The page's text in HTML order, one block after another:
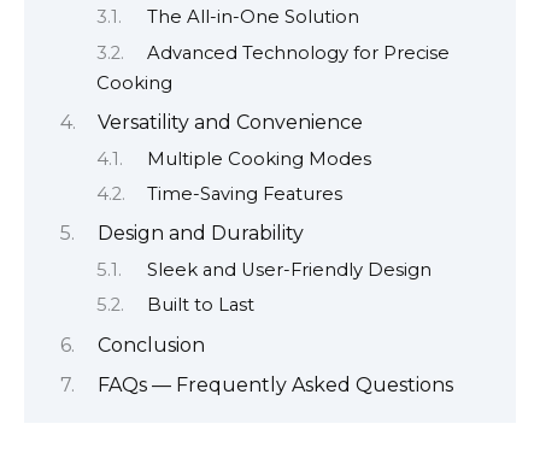
The All-in-One Solution
Advanced Technology for Precise
Cooking
Versatility and Convenience
Multiple Cooking Modes
Time-Saving Features
Design and Durability
Sleek and User-Friendly Design
Built to Last
Conclusion
FAQs — Frequently Asked Questions